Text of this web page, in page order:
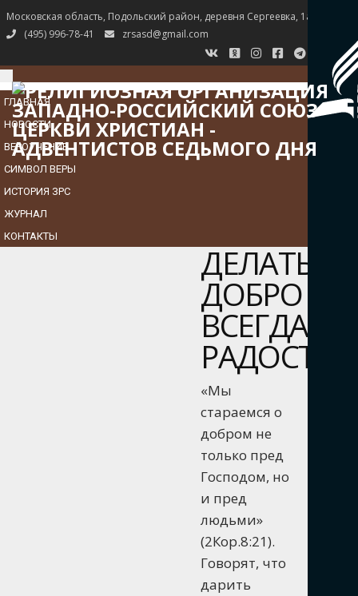
Московская область, Подольский район, деревня Сергеевка, 1а
(495) 996-78-41
zrsasd@gmail.com
TOGGLE
NAVIGATION
ГЛАВНАЯ
НОВОСТИ
ВЕРОУЧЕНИЕ
СИМВОЛ ВЕРЫ
ИСТОРИЯ ЗРС
ЖУРНАЛ
КОНТАКТЫ
ДЕЛАТЬ
ДОБРО
ВСЕГДА
«Мы
стараемся о
добром не
только пред
Господом, но
и пред
людьми»
(2Кор.8:21).
Говорят, что
дарить